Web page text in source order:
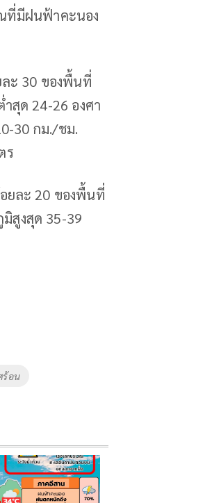
ณที่มีฝนฟ้าคะนอง
ะ 30 ของพื้นที่
สุด 24-26 องศา
30 กม./ชม.
ร
ยละ 20 ของพื้นที่
สูงสุด 35-39
ร้อน